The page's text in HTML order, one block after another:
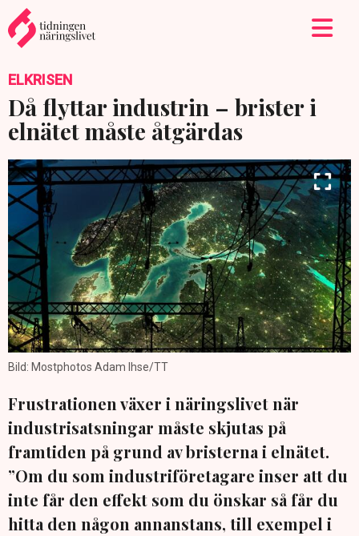
ELKRISEN
Då flyttar industrin – brister i
elnätet måste åtgärdas
Bild: Mostphotos Adam Ihse/TT
Frustrationen växer i näringslivet när
industrisatsningar måste skjutas på
framtiden på grund av bristerna i elnätet.
”Om du som industriföretagare inser att du
inte får den effekt som du önskar så får du
hitta den någon annanstans, till exempel i